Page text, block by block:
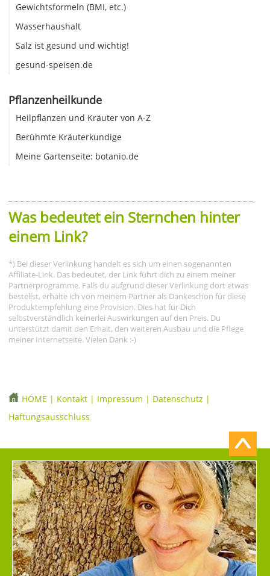
Gewichtsformeln (BMI, etc.)
Wasserhaushalt
Salz ist gesund und wichtig!
gesund-speisen.de
Pflanzenheilkunde
Heilpflanzen und Kräuter von A-Z
Berühmte Kräuterkundige
Meine Gartenseite: botanio.de
Was bedeutet ein Sternchen hinter
einem Link?
*) Bei dieser Verlinkung handelt es sich um einen sogenannten
Affiliate-Link. Das bedeutet, der Link führt dich zu einem meiner
Partnerprogramme. Falls du aufgrund dieser Verlinkung dort etwas
bestellst, erhalte ich von meinem Partner als Dankeschön für diese
Produktempfehlung eine Provision. Dies hat für Dich
selbstverständlich keinerlei Auswirkungen auf den Preis. Du
unterstützt damit den Erhalt, den weiteren Ausbau und die Pflege
meiner Internetseite. Vielen Dank :-)
HOME | Kontakt | Impressum | Datenschutz |
Haftungsausschluss